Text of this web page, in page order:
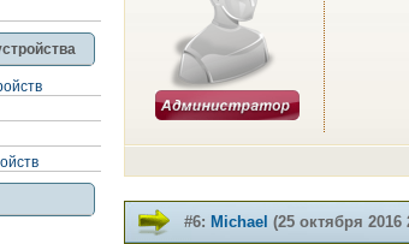
#6: Michael (25 октября 2016